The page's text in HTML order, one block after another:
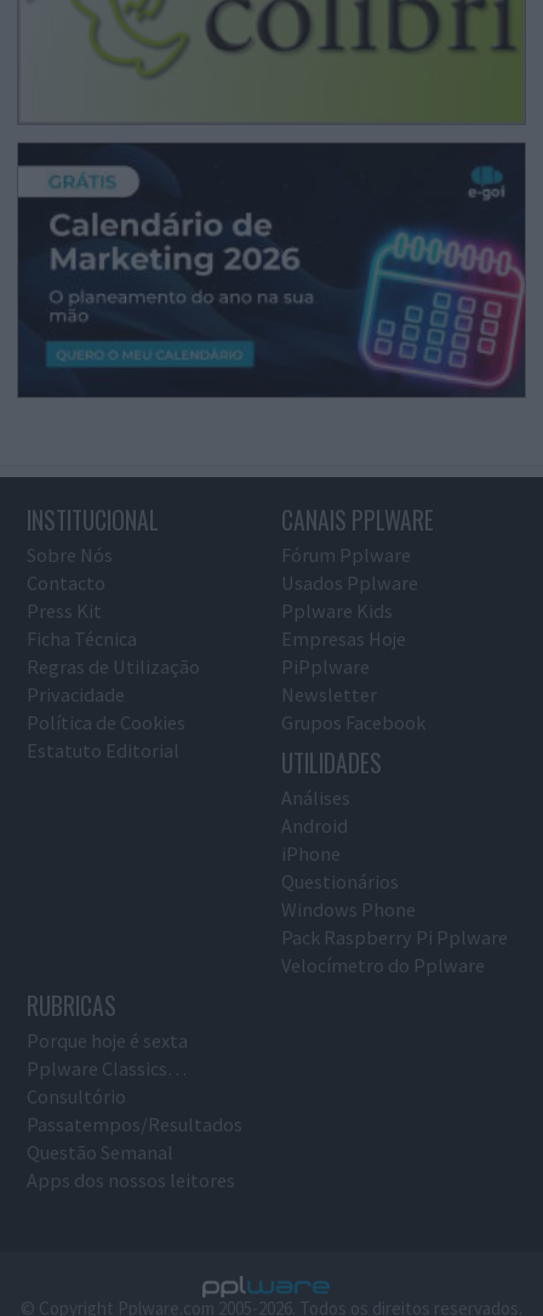
INSTITUCIONAL
Sobre Nós
Contacto
Press Kit
Ficha Técnica
Regras de Utilização
Privacidade
Política de Cookies
Estatuto Editorial
CANAIS PPLWARE
Fórum Pplware
Usados Pplware
Pplware Kids
Empresas Hoje
PiPplware
Newsletter
Grupos Facebook
UTILIDADES
Análises
Android
iPhone
Questionários
Windows Phone
Pack Raspberry Pi Pplware
Velocímetro do Pplware
RUBRICAS
Porque hoje é sexta
Pplware Classics…
Consultório
Passatempos/Resultados
Questão Semanal
Apps dos nossos leitores
© Copyright Pplware.com 2005-2026. Todos os direitos reservados.